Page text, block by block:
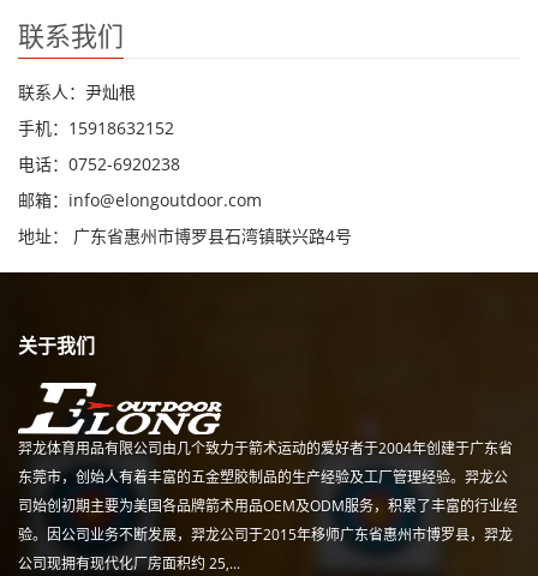
联系我们
联系人：尹灿根
手机：15918632152
电话：0752-6920238
邮箱： info@elongoutdoor.com
地址： 广东省惠州市博罗县石湾镇联兴路4号
关于我们
羿龙体育用品有限公司由几个致力于箭术运动的爱好者于2004年创建于广东省
东莞市，创始人有着丰富的五金塑胶制品的生产经验及工厂管理经验。羿龙公
司始创初期主要为美国各品牌箭术用品OEM及ODM服务，积累了丰富的行业经
验。因公司业务不断发展，羿龙公司于2015年移师广东省惠州市博罗县，羿龙
公司现拥有现代化厂房面积约 25,...